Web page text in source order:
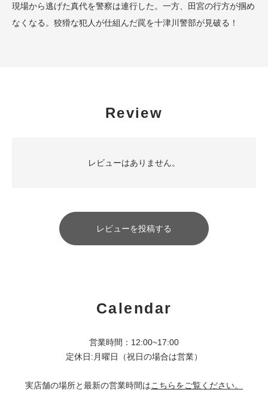
現場から逃げた真代を警察は連行した。一方、田宮の行方が掴め
なくなる。狡猾な犯人が仕組んだ罠を十津川警部が見破る！
Review
レビューはありません。
レビューを投稿する
Calendar
営業時間：12:00~17:00
定休日:月曜日（祝日の場合は営業）
実店舗の場所と最新の営業時間はこちらをご覧ください。